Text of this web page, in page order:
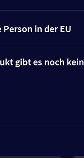
in der EU
gibt es noch